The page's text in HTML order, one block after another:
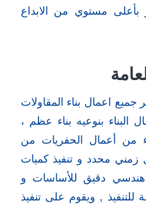
بأعلى مستوي من الابداع
اعمال بناء المقاولات
البناء بنوعيه بناء عظم ،
من أعمال الحفريات من
زمني محدد و تنفيذ كميات
دقيق للأساسات و
للتنفيذ , ويقوم على تنفيذ